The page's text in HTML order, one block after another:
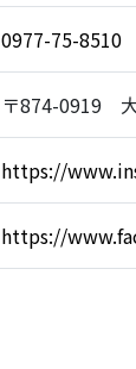
0977-75-8510
〒874-0919
https://
https://